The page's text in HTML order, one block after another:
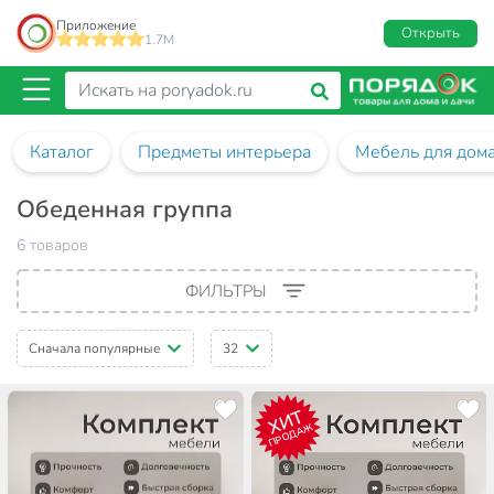
Приложение
1.7M
Открыть
Каталог Предметы интерьера Мебель для
Обеденная группа
6 товаров
ФИЛЬТРЫ
Сначала популярные 32
ХИТ
ПРОДАЖ